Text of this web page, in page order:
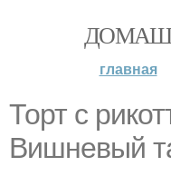
главная
Торт с
Вишневый